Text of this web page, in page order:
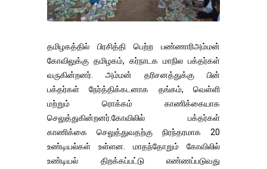
தமிழகத்தில் பிரசித்தி பெற்ற பண்ணாரிஅம்மன்
கோவிலுக்கு தமிழகம், கர்நாடக மாநில பக்தர்கள்
வருகின்றனர். அம்மன் தரிசனத்துக்கு பின்
பக்தர்கள் நேர்த்திக்கடனாக தங்கம், வெள்ளி
மற்றும் ரொக்கம் காணிக்கையாக
செலுத்துகின்றனர்.கோவிலில் பக்தர்கள்
காணிக்கை செலுத்துவதற்கு நிரந்தரமாக 20
உண்டியல்கள் உள்ளன. மாதந்தோறும் கோவிலில்
உண்டியல் திறக்கப்பட்டு எண்ணப்படுவது